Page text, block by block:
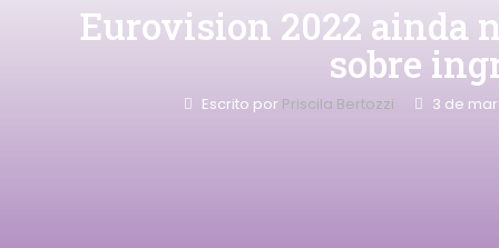
Eurovision 2022 ainda
sobre
Escrito por Priscila Bertozzi 3 de